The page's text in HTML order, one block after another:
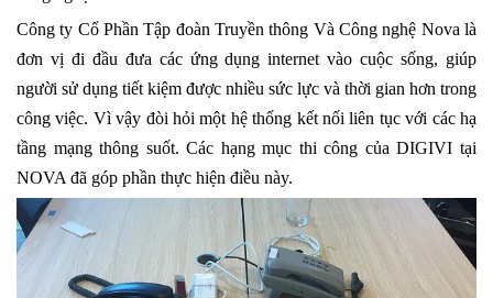
Công ty Cổ Phần Tập đoàn Truyền thông Và Công nghệ Nova là
đơn vị đi đầu đưa các ứng dụng internet vào cuộc sống, giúp
người sử dụng tiết kiệm được nhiều sức lực và thời gian hơn trong
công việc. Vì vậy đòi hỏi một hệ thống kết nối liên tục với các hạ
tầng mạng thông suốt. Các hạng mục thi công của DIGIVI tại
NOVA đã góp phần thực hiện điều này.